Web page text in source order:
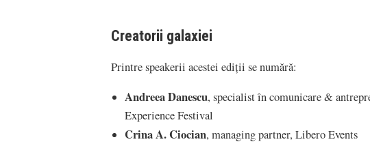
Creatorii galaxiei
Printre speakerii acestei ediţii se numără:
Andreea Danescu, specialist în comunicare &
Experience Festival
Crina A. Ciocian, managing partner, Libero Events